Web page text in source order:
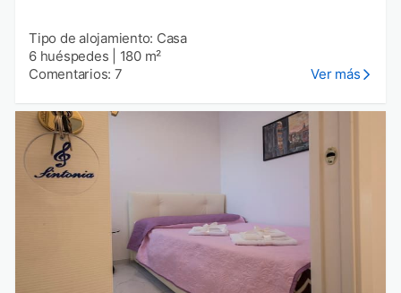
Tipo de alojamiento: Casa
6 huéspedes
180 m²
Comentarios: 7
Ver más